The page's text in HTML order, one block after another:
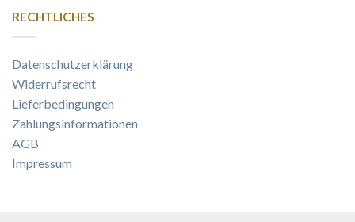
RECHTLICHES
Datenschutzerklärung
Widerrufsrecht
Lieferbedingungen
Zahlungsinformationen
AGB
Impressum